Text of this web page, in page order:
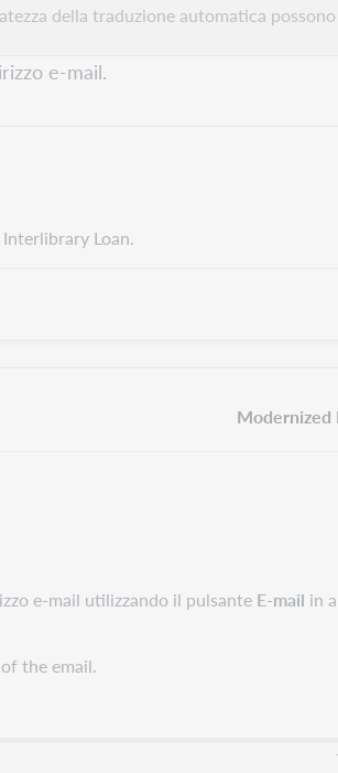
della traduzione automatica
e-mail.
Loan.
Modernized
e-mail utilizzando il pulsante E-mail in
the email.